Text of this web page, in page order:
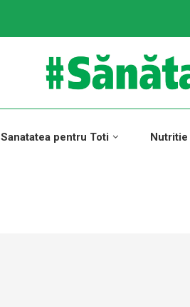
Sanatatea pentru Toti Nutritie